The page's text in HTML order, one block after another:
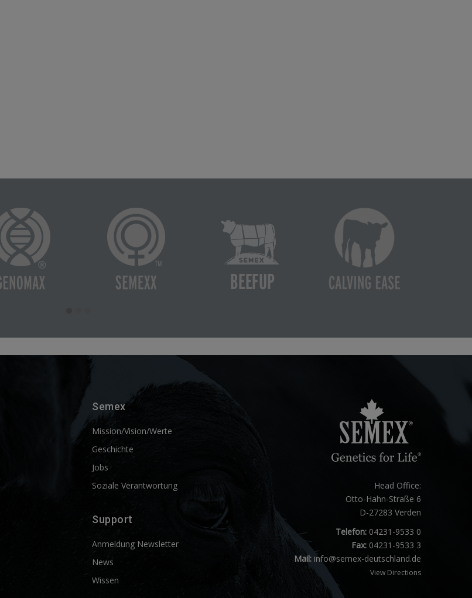
Semex
Mission/Vision/Werte
Geschichte
Jobs
Soziale Verantwortung
Support
Anmeldung Newsletter
News
Wissen
Head Office:
Otto-Hahn-Straße 6
D-27283 Verden
Telefon:04231-9533 0
Fax:04231-9533 3
Mail: info@semex-deutschland.de
View Directions